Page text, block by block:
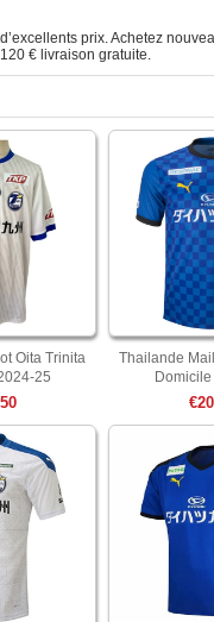
prix. Achetez
€ livraison gratuite.
Oita Trinita
25
Thailande